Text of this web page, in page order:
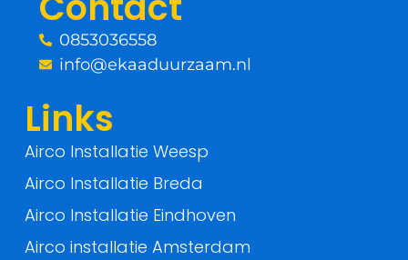
k
-
0853036558
info@ekaaduurzaam.nl
Links
Airco Installatie Weesp
Airco Installatie Breda
Airco Installatie Eindhoven
Airco installatie Amsterdam